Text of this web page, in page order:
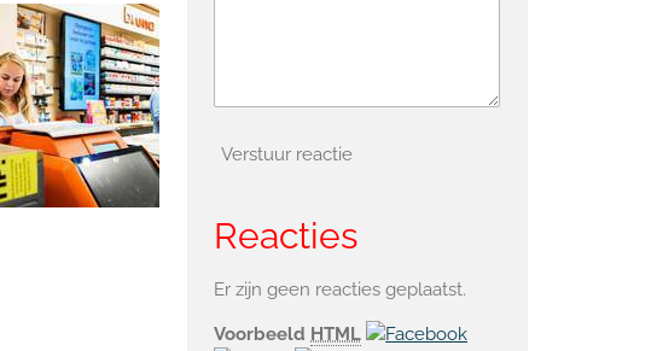
Verstuur reactie
Reacties
Er zijn geen reacties geplaatst.
Voorbeeld HTML